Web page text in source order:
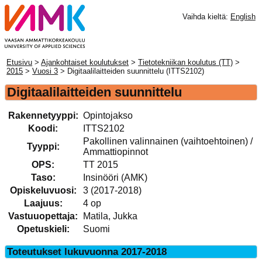
Vaihda kieltä: English
Etusivu >Ajankohtaiset koulutukset >Tietotekniikan koulutus (TT) >
2015 >Vuosi 3 > Digitaalilaitteiden suunnittelu (ITTS2102)
Digitaalilaitteiden suunnittelu
Rakennetyyppi: Opintojakso
Koodi:
ITTS2102
Tyyppi:
Pakollinen valinnainen (vaihtoehtoinen) /
Ammattiopinnot
OPS:
TT 2015
Taso:
Insinööri (AMK)
Opiskeluvuosi:
3 (2017-2018)
Laajuus:
4 op
Vastuuopettaja:
Matila, Jukka
Opetuskieli:
Suomi
Toteutukset lukuvuonna 2017-2018